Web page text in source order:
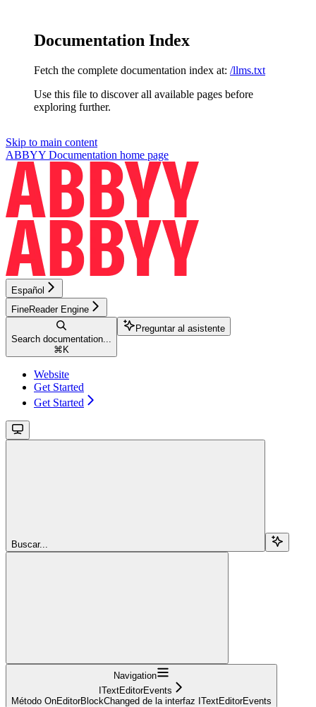
Documentation Index
Fetch the complete documentation index at: /llms.txt
Use this file to discover all available pages before
exploring further.
Skip to main content
ABBYY Documentation home page
Español
FineReader Engine
Search documentation...
⌘ K
Preguntar al asistente
Website
Get Started
Get Started
Buscar...
Navigation
ITextEditorEvents
Método OnEditorBlockChanged de la interfaz ITextEditorEvents